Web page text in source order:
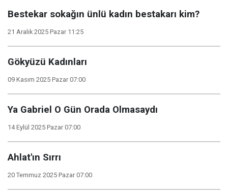
Bestekar sokağın ünlü kadın bestakarı kim?
21 Aralık 2025 Pazar 11:25
Gökyüzü Kadınları
09 Kasım 2025 Pazar 07:00
Ya Gabriel O Gün Orada Olmasaydı
14 Eylül 2025 Pazar 07:00
Ahlat'ın Sırrı
20 Temmuz 2025 Pazar 07:00